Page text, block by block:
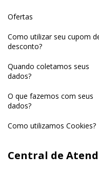
Ofertas
Como utilizar seu cupom
desconto?
Quando coletamos seus
dados?
O que fazemos com seus
dados?
Como utilizamos Cookies?
Central de